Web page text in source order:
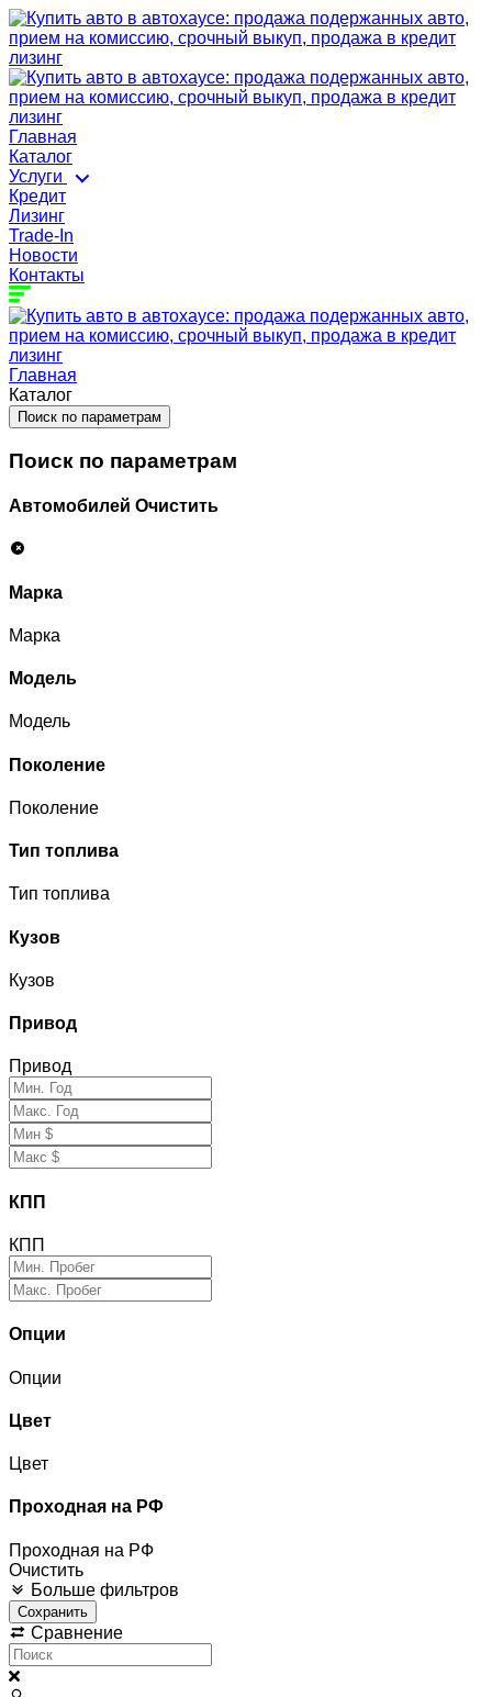
Главная
Каталог
Услуги
Кредит
Лизинг
Trade-In
Новости
Контакты
Главная
Каталог
Поиск по параметрам
Поиск по параметрам
Автомобилей Очистить
Марка
Марка
Модель
Модель
Поколение
Поколение
Тип топлива
Тип топлива
Кузов
Кузов
Привод
Привод
КПП
КПП
Опции
Опции
Цвет
Цвет
Проходная на РФ
Проходная на РФ
Очистить
Больше фильтров
Сохранить
Сравнение